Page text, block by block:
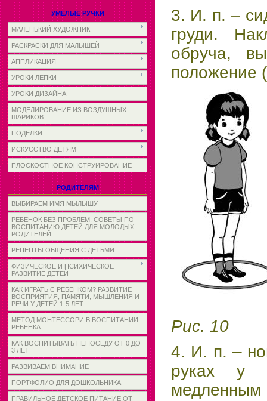
УМЕЛЫЕ РУЧКИ
МАЛЕНЬКИЙ ХУДОЖНИК
РАСКРАСКИ ДЛЯ МАЛЫШЕЙ
АППЛИКАЦИЯ
УРОКИ ЛЕПКИ
УРОКИ ДИЗАЙНА
МОДЕЛИРОВАНИЕ ИЗ ВОЗДУШНЫХ
ШАРИКОВ
ПОДЕЛКИ
ИСКУССТВО ДЕТЯМ
ПЛОСКОСТНОЕ КОНСТРУИРОВАНИЕ
РОДИТЕЛЯМ
ВЫБИРАЕМ ИМЯ МЫЛЫШУ
РЕБЕНОК БЕЗ ПРОБЛЕМ. СОВЕТЫ ПО
ВОСПИТАНИЮ ДЕТЕЙ ДЛЯ МОЛОДЫХ
РОДИТЕЛЕЙ
РЕЦЕПТЫ ОБЩЕНИЯ С ДЕТЬМИ
ФИЗИЧЕСКОЕ И ПСИХИЧЕСКОЕ
РАЗВИТИЕ ДЕТЕЙ
КАК ИГРАТЬ С РЕБЕНКОМ? РАЗВИТИЕ
ВОСПРИЯТИЯ, ПАМЯТИ, МЫШЛЕНИЯ И
РЕЧИ У ДЕТЕЙ 1-5 ЛЕТ
МЕТОД МОНТЕССОРИ В ВОСПИТАНИИ
РЕБЕНКА
КАК ВОСПИТЫВАТЬ НЕПОСЕДУ ОТ 0 ДО
3 ЛЕТ
РАЗВИВАЕМ ВНИМАНИЕ
ПОРТФОЛИО ДЛЯ ДОШКОЛЬНИКА
ПРАВИЛЬНОЕ ДЕТСКОЕ ПИТАНИЕ ОТ
3. И. п. –
груди.
обруча,
положение
Рис. 10
4. И. п. –
руках у
медленным